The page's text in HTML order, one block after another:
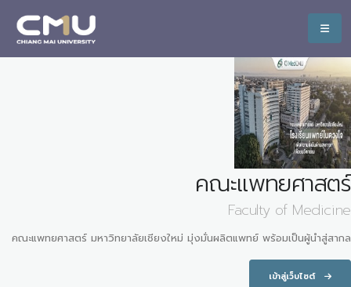
คณะแพทยศาสตร์
Faculty of Medicine
คณะแพทยศาสตร์ มหาวิทยาลัยเชียงใหม่ มุ่งมั่นผลิตแพทย์ พร้อมเป็นผู้นำสู่สากล
เข้าสู่เว็บไซต์